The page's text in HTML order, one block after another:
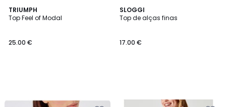
TRIUMPH
Top Feel of Modal
25.00 €
SLOGGI
Top de alças finas
17.00 €